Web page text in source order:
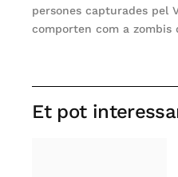
persones capturades pel
comporten com a zombis
Et pot